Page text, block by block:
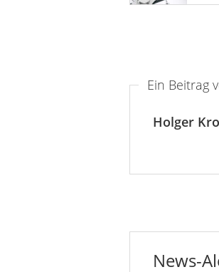
Ein Beitrag
Holger
News-